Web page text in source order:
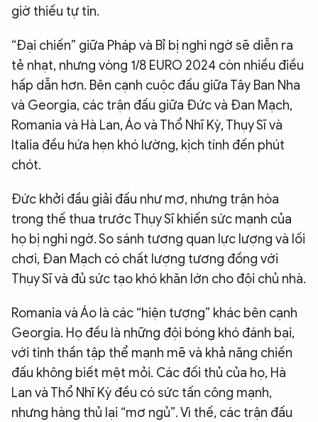
giờ thiếu tự tin.
“Đại chiến” giữa Pháp và Bỉ bị nghi ngờ sẽ diễn ra
tẻ nhạt, nhưng vòng 1/8 EURO 2024 còn nhiều điều
hấp dẫn hơn. Bên cạnh cuộc đấu giữa Tây Ban Nha
và Georgia, các trận đấu giữa Đức và Đan Mạch,
Romania và Hà Lan, Áo và Thổ Nhĩ Kỳ, Thụy Sĩ và
Italia đều hứa hẹn khó lường, kịch tính đến phút
chót.
Đức khởi đầu giải đấu như mơ, nhưng trận hòa
trong thế thua trước Thụy Sĩ khiến sức mạnh của
họ bị nghi ngờ. So sánh tương quan lực lượng và lối
chơi, Đan Mạch có chất lượng tương đồng với
Thụy Sĩ và đủ sức tạo khó khăn lớn cho đội chủ nhà.
Romania và Áo là các “hiện tượng” khác bên cạnh
Georgia. Họ đều là những đội bóng khó đánh bại,
với tinh thần tập thể mạnh mẽ và khả năng chiến
đấu không biết mệt mỏi. Các đối thủ của họ, Hà
Lan và Thổ Nhĩ Kỳ đều có sức tấn công mạnh,
nhưng hàng thủ lại “mơ ngủ”. Vì thế, các trận đấu